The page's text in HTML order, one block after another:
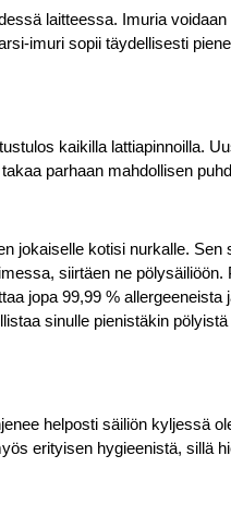
laitteessa. Imuria
imuri sopii täydellisesti
kaikilla lattiapinnoilla.
parhaan mahdollisen
jokaiselle kotisi nurkalle. Sen
siirtäen ne pölysäiliöön.
jopa 99,99 % allergeeneista
sinulle pienistäkin
helposti säiliön kyljessä
erityisen hygieenistä, sillä